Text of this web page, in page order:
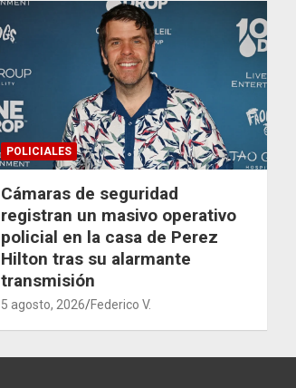
POLICIALES
Cámaras de seguridad
registran un masivo operativo
policial en la casa de Perez
Hilton tras su alarmante
transmisión
5 agosto, 2026 Federico V.